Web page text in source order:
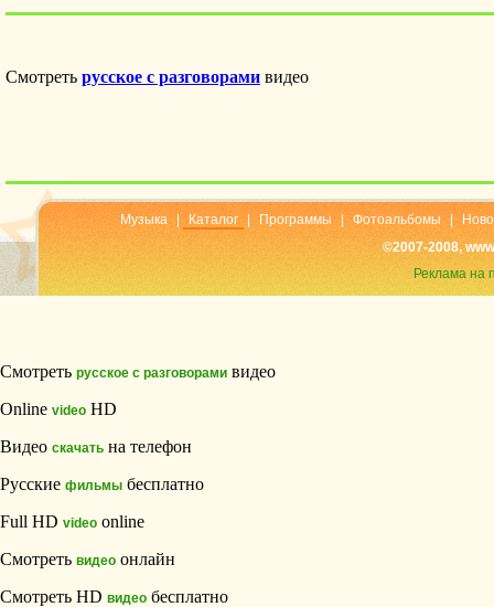
Музыка Каталог Программы Фотоальбомы
©2007-2008,
Реклама на
Смотреть русское с разговорами видео
Online video HD
Видео скачать на телефон
Русские фильмы бесплатно
Full HD video online
Смотреть видео онлайн
Смотреть HD видео бесплатно